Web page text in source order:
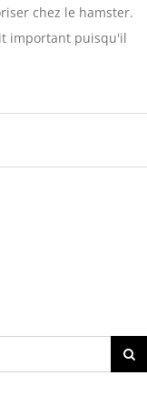
chez le hamster.
important puisqu'il